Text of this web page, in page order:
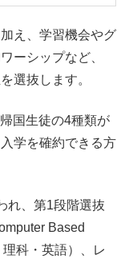
え、学習機会やグ
ーシップなど、
選抜します。
国生徒の4種類が
学を確約できる方
れ、第1段階選抜
Based
科・英語）、レ